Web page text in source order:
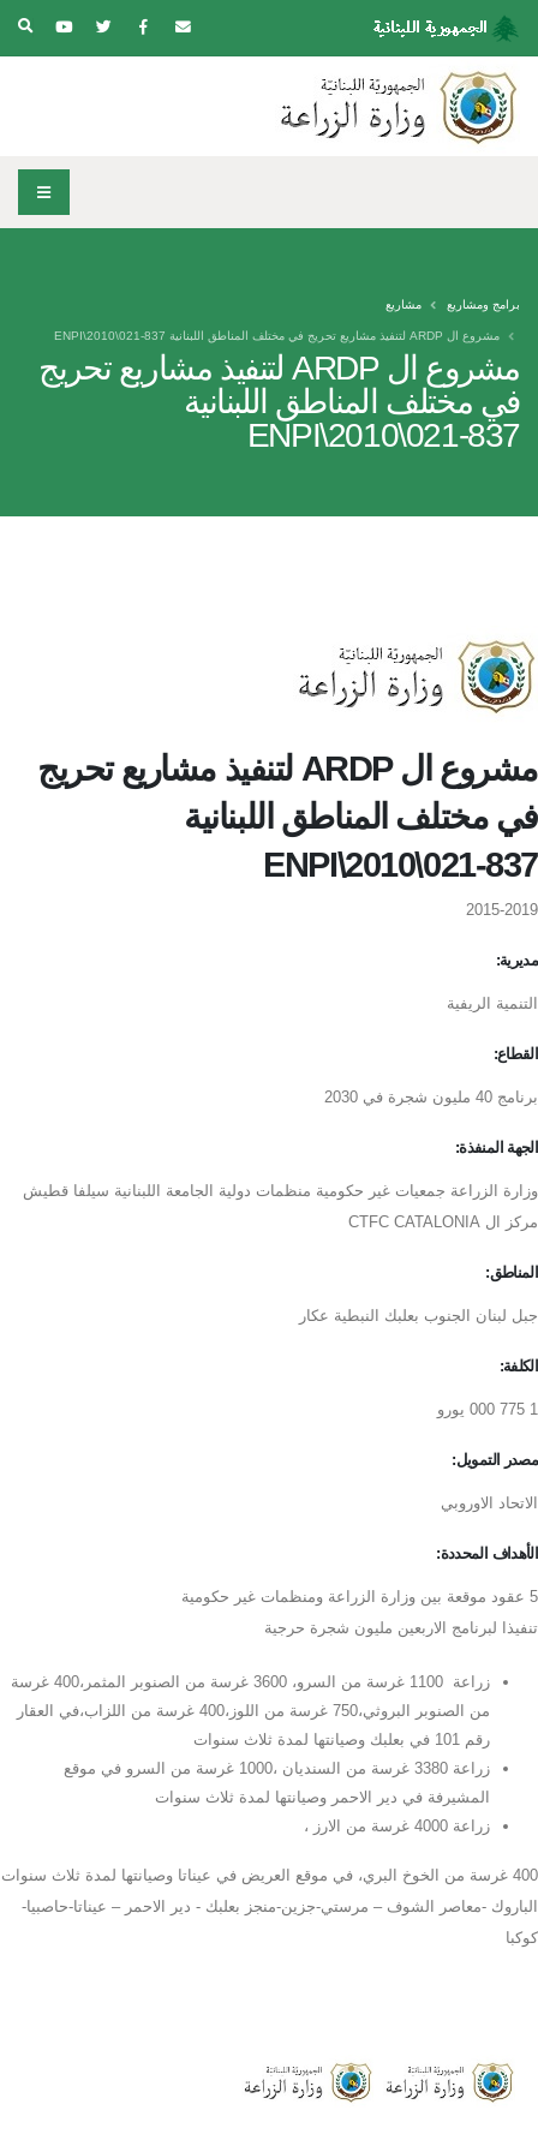
مشروع ال ARDP لتنفيذ مشاريع تحريج
في مختلف المناطق اللبنانية
ENPI\2010\021-837
برامج ومشاريع مشاريع
مشروع ال ARDP لتنفيذ مشاريع تحريج في مختلف المناطق اللبنانية ENPI\2010\021-837
مشروع ال ARDP لتنفيذ مشاريع تحريج
في مختلف المناطق اللبنانية
ENPI\2010\021-837
2015-2019
مديرية:
التنمية الريفية
القطاع:
برنامج 40 مليون شجرة في 2030
الجهة المنفذة:
وزارة الزراعة جمعيات غير حكومية منظمات دولية الجامعة اللبنانية سيلفا قطيش
مركز ال CTFC CATALONIA
المناطق:
جبل لبنان الجنوب بعلبك النبطية عكار
الكلفة:
1 775 000 يورو
مصدر التمويل:
الاتحاد الاوروبي
الأهداف المحددة:
5 عقود موقعة بين وزارة الزراعة ومنظمات غير حكومية
تنفيذا لبرنامج الاربعين مليون شجرة حرجية
زراعة 1100 غرسة من السرو، 3600 غرسة من الصنوبر المثمر،400 غرسة
من الصنوبر البروثي،750 غرسة من اللوز،400 غرسة من اللزاب،في العقار
رقم 101 في بعلبك وصيانتها لمدة ثلاث سنوات
زراعة 3380 غرسة من السنديان ،1000 غرسة من السرو في موقع
المشيرفة في دير الاحمر وصيانتها لمدة ثلاث سنوات
زراعة 4000 غرسة من الارز ،
400 غرسة من الخوخ البري، في موقع العريض في عيناتا وصيانتها لمدة ثلاث سنوات
الباروك -معاصر الشوف – مرستي-جزين-منجز بعلبك - دير الاحمر – عيناتا-حاصبيا-
كوكبا